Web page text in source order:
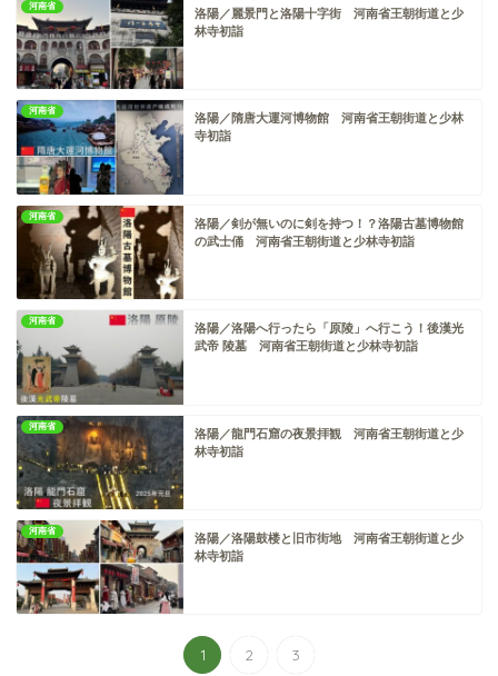
河南省
洛陽／麗景門と洛陽十字街 河南省王朝街道と少
林寺初詣
河南省
洛陽／隋唐大運河博物館 河南省王朝街道と少林
寺初詣
河南省
洛陽／剣が無いのに剣を持つ！？洛陽古墓博物館
の武士俑 河南省王朝街道と少林寺初詣
河南省
洛陽／洛陽へ行ったら「原陵」へ行こう！後漢光
武帝 陵墓 河南省王朝街道と少林寺初詣
河南省
洛陽／龍門石窟の夜景拝観 河南省王朝街道と少
林寺初詣
河南省
洛陽／洛陽鼓楼と旧市街地 河南省王朝街道と少
林寺初詣
1 2 3